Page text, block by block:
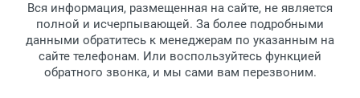
Перечисление средств на расчетный счет.
Для получения товара при себе
обязательно иметь паспорт.
Заказ необходимо забрать в течение 3
рабочих дней с момента поступления на
Вся информация, размещенная на сайте, не является
полной и исчерпывающей. За более подробными
данными обратитесь к менеджерам по указанным на
сайте телефонам. Или воспользуйтесь функцией
обратного звонка, и мы сами вам перезвоним.